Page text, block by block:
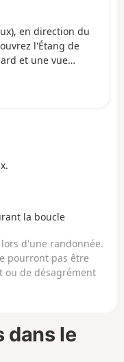
en direction du
l'Étang de
et une vue
complète de
en trail) et 2 jours
au Falgoux pour les
la boucle
d'une randonnée.
pourront pas être
ou de désagrément
dans le